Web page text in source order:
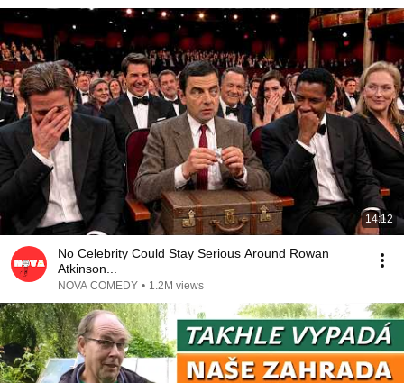
14:12
No Celebrity Could Stay Serious Around Rowan
Atkinson...
NOVA COMEDY • 1.2M views